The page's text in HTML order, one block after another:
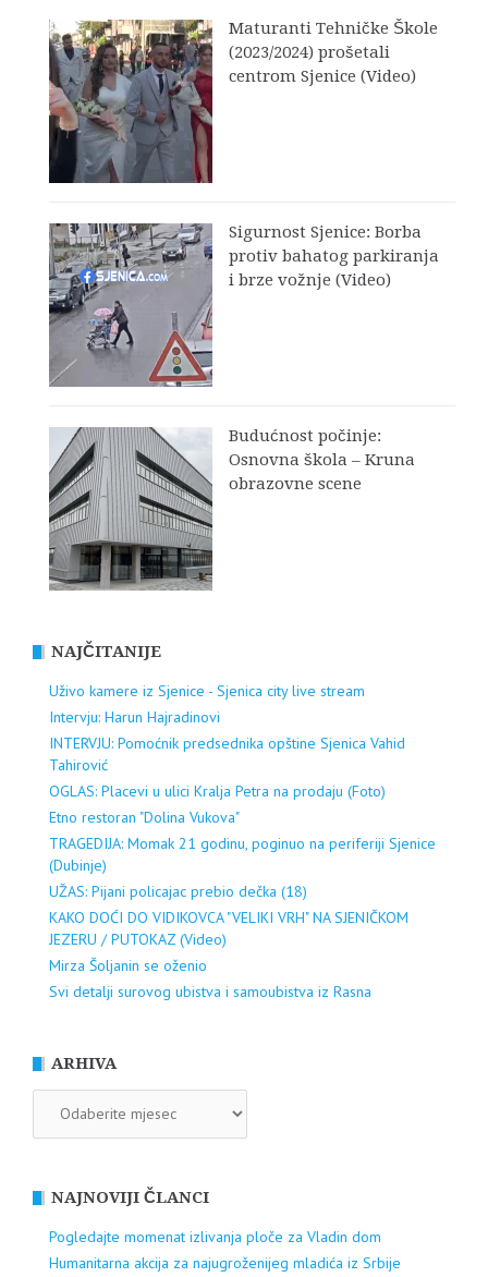
Maturanti Tehničke Škole
(2023/2024) prošetali
centrom Sjenice (Video)
Sigurnost Sjenice: Borba
protiv bahatog parkiranja
i brze vožnje (Video)
Budućnost počinje:
Osnovna škola – Kruna
obrazovne scene
NAJČITANIJE
Uživo kamere iz Sjenice - Sjenica city live stream
Intervju: Harun Hajradinovi
INTERVJU: Pomoćnik predsednika opštine Sjenica Vahid
Tahirović
OGLAS: Placevi u ulici Kralja Petra na prodaju (Foto)
Etno restoran "Dolina Vukova"
TRAGEDIJA: Momak 21 godinu, poginuo na periferiji Sjenice
(Dubinje)
UŽAS: Pijani policajac prebio dečka (18)
KAKO DOĆI DO VIDIKOVCA "VELIKI VRH" NA SJENIČKOM
JEZERU / PUTOKAZ (Video)
Mirza Šoljanin se oženio
Svi detalji surovog ubistva i samoubistva iz Rasna
ARHIVA
NAJNOVIJI ČLANCI
Pogledajte momenat izlivanja ploče za Vladin dom
Humanitarna akcija za najugroženijeg mladića iz Srbije